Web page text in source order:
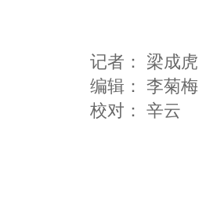
记者： 梁成虎
编辑： 李菊梅